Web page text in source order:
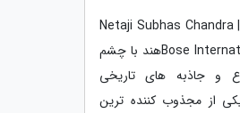
فرودگاه کلکته | Netaji Subhas Chandra
Bose International Airportهند با چشم
و جاذبه های تاریخی
از مجذوب کننده ترین